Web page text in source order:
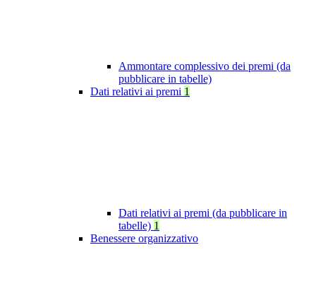
Ammontare complessivo dei premi (da
pubblicare in tabelle)
Dati relativi ai premi 1
Dati relativi ai premi (da pubblicare in
tabelle) 1
Benessere organizzativo